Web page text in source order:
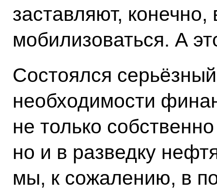
заставляют, конечно,
мобилизоваться. А
Состоялся
необходимости
не только
но и в разведку
мы, к сожалению, в